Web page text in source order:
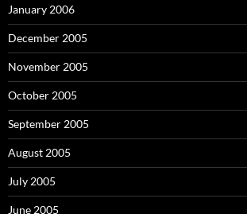
January 2006
December 2005
November 2005
October 2005
September 2005
August 2005
July 2005
June 2005